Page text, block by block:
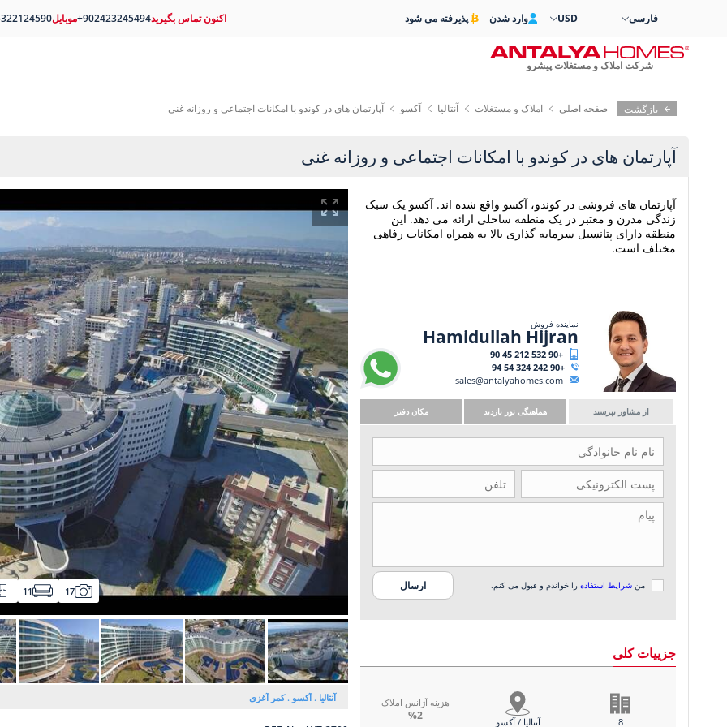
بازگشت صفحه اصلی املاک و مستغلات آنتالیا آکسو آپارتمان های در کوندو با امکانات اجتماعی و روزانه غنی
آپارتمان های در کوندو با امکانات اجتماعی و روزانه غنی
17
11
آنتالیا آکسو کمر آغزی
آپارتمان های فروشی در کوندو، آکسو واقع شده اند. آکسو یک سبک
زندگی مدرن و معتبر در یک منطقه ساحلی ارائه می دهد. این
منطقه دارای پتانسیل سرمایه گذاری بالا به همراه امکانات رفاهی
مختلف است.
نماینده فروش
Hamidullah Hijran
+90 532 212 45 90
+90 242 324 54 94
sales@antalyahomes.com
از مشاور بپرسید هماهنگی تور بازدید مکان دفتر
من شرایط استفاده را خواندم و قبول می کنم.
جزییات کلی
هزینه آژانس املاک
%2 آنتالیا / آکسو 8
فارسی USD وارد شدن پذیرفته می شود
شرکت املاک و مستغلات پیشرو
اکنون تماس بگیرید+902423245494موبایل